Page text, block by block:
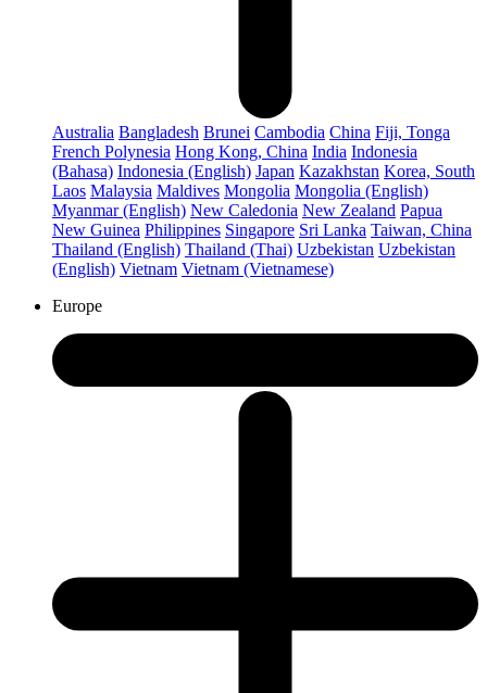
Australia Bangladesh Brunei Cambodia China Fiji, Tonga
French Polynesia Hong Kong, China India Indonesia
(Bahasa) Indonesia (English) Japan Kazakhstan Korea, South
Laos Malaysia Maldives Mongolia Mongolia (English)
Myanmar (English) New Caledonia New Zealand Papua
New Guinea Philippines Singapore Sri Lanka Taiwan, China
Thailand (English) Thailand (Thai) Uzbekistan Uzbekistan
(English) Vietnam Vietnam (Vietnamese)
Europe